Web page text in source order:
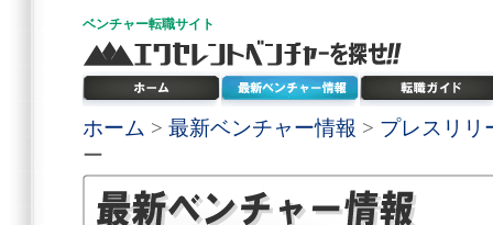
ベンチャー転職サイト
ホーム > 最新ベンチャー情報 > プレスリリ
ー